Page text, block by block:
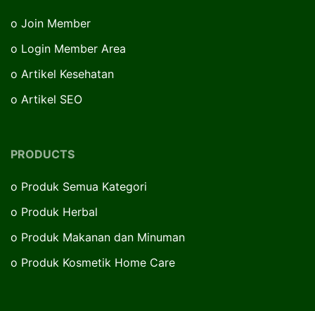
o Join Member
o Login Member Area
o Artikel Kesehatan
o Artikel SEO
PRODUCTS
o Produk Semua Kategori
o Produk Herbal
o Produk Makanan dan Minuman
o Produk Kosmetik Home Care